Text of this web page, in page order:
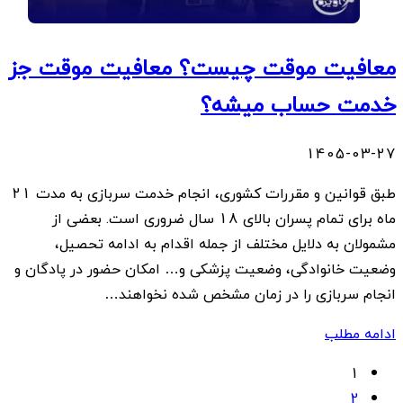
معافیت موقت چیست؟ معافیت موقت جز
خدمت حساب میشه؟
1405-03-27
طبق قوانین و مقررات کشوری، انجام خدمت سربازی به مدت 21
ماه برای تمام پسران بالای 18 سال ضروری است. بعضی از
مشمولان به دلایل مختلف از جمله اقدام به ادامه تحصیل،
وضعیت خانوادگی، وضعیت پزشکی و… امکان حضور در پادگان و
انجام سربازی را در زمان مشخص شده نخواهند…
ادامه مطلب
Posts
1